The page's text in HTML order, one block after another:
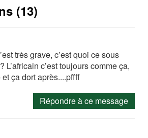
(13)
très grave, c’est quoi ce sous
L’africain c’est toujours comme ça,
ça dort après....pffff
Répondre à ce message